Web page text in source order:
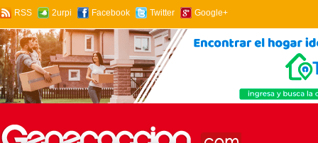
RSS 2urpi Facebook Twitter Google+